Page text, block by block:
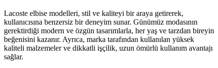
Lacoste elbise modelleri, stil ve kaliteyi bir araya getirerek,
kullanıcısına benzersiz bir deneyim sunar. Günümüz modasının
gerektirdiği modern ve özgün tasarımlarla, her yaş ve tarzdan bireyin
beğenisini kazanır. Ayrıca, marka tarafından kullanılan yüksek
kaliteli malzemeler ve dikkatli işçilik, uzun ömürlü kullanım avantajı
sağlar.